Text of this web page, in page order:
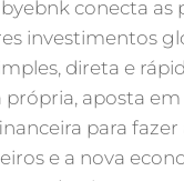
conecta as
investimentos
direta e
aposta em
para
e a nova